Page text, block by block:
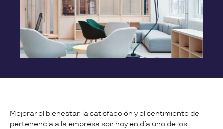
Mejorar el bienestar, la satisfacción y el sentimiento de
pertenencia a la empresa son hoy en día uno de los